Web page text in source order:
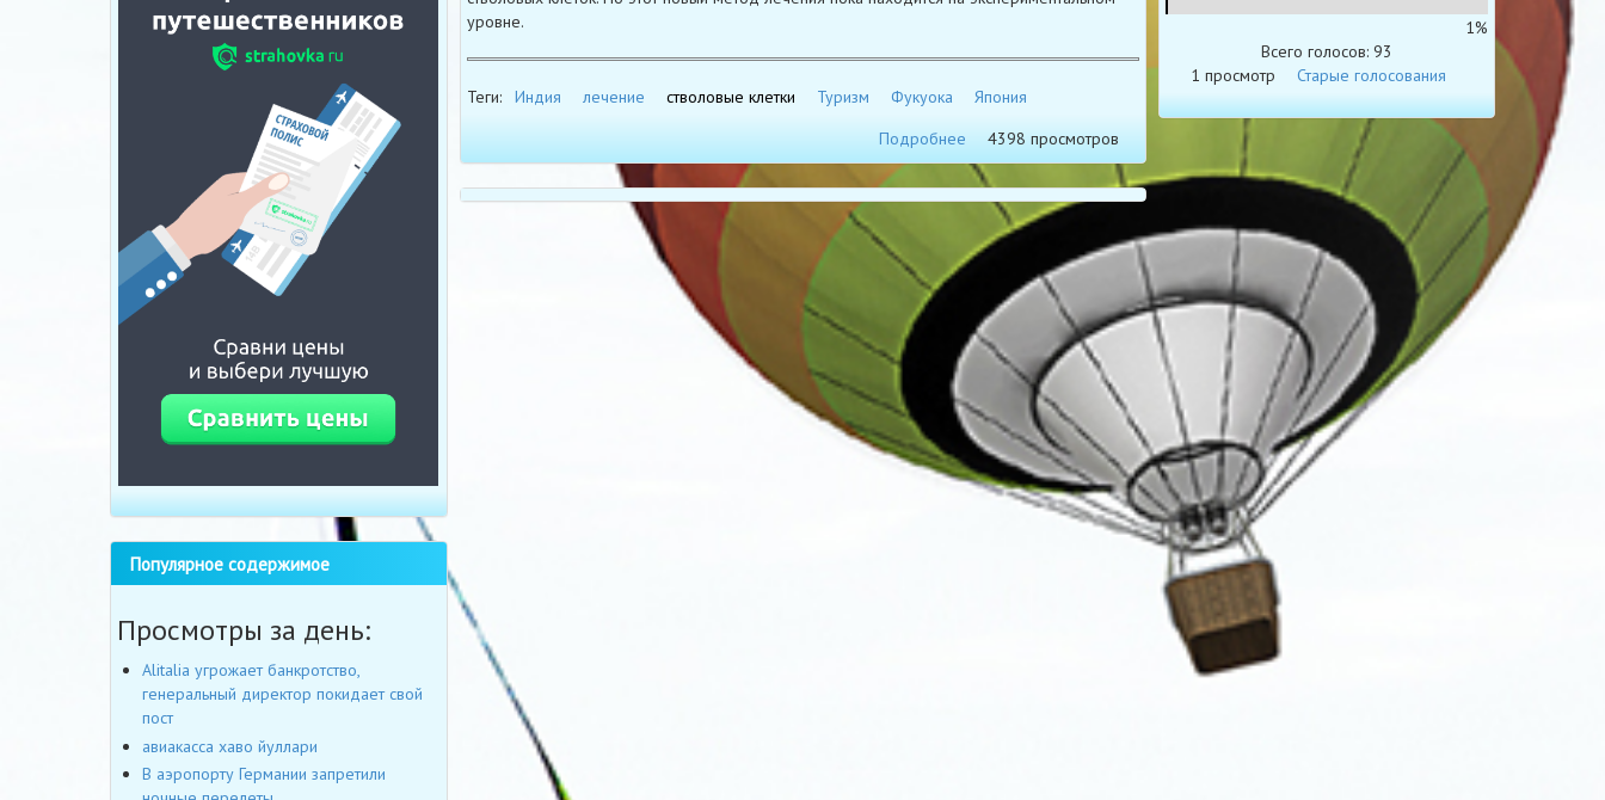
уровне.
Теги: Индия лечение стволовые клетки Туризм Фукуока
Япония
Подробнее
4398 просмотров
Популярное содержимое
Просмотры за день:
Alitalia угрожает банкротство,
генеральный директор покидает свой
пост
авиакасса хаво йуллари
В аэропорту Германии запретили
1%
Всего голосов: 93
1 просмотр
Старые голосования